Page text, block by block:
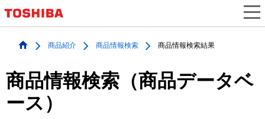
商品紹介 商品情報検索 商品情報検索結果
商品情報検索（商品データベ
ース）